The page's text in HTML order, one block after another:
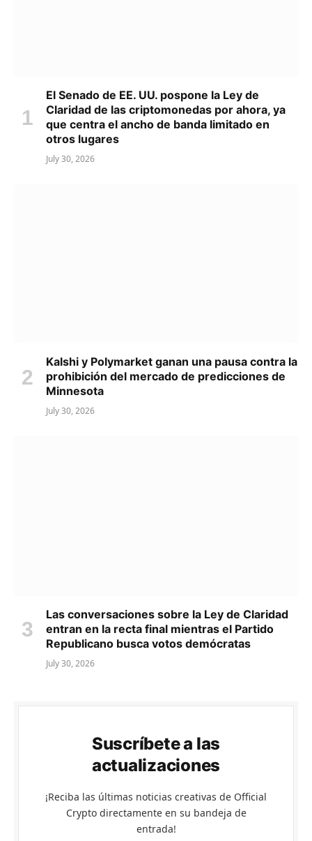
El Senado de EE. UU. pospone la Ley de
Claridad de las criptomonedas por ahora, ya
que centra el ancho de banda limitado en
otros lugares
July 30, 2026
Kalshi y Polymarket ganan una pausa contra la
prohibición del mercado de predicciones de
Minnesota
July 30, 2026
Las conversaciones sobre la Ley de Claridad
entran en la recta final mientras el Partido
Republicano busca votos demócratas
July 30, 2026
Suscríbete a las
actualizaciones
¡Reciba las últimas noticias creativas de Official
Crypto directamente en su bandeja de
entrada!